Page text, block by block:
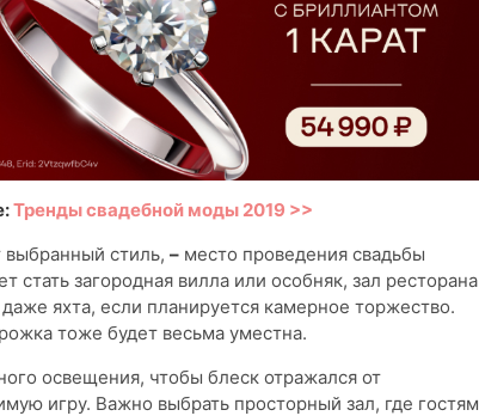
Тренды свадебной моды 2019 >>
выбранный стиль, –место проведения свадьбы
загородная вилла или особняк, зал ресторана
яхта, если планируется камерное торжество.
тоже будет весьма уместна.
освещения, чтобы блеск отражался от
игру. Важно выбрать просторный зал, где гостям